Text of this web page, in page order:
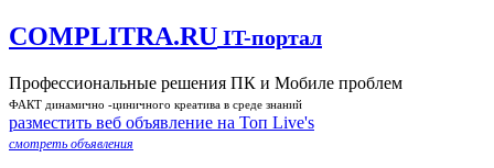
COMPLITRA.RU IT-портал
Профессиональные решения ПК и Мобиле проблем
ФАКТ динамично -циничного креатива в среде знаний
разместить веб объявление на Toп Live's
смотреть объявления